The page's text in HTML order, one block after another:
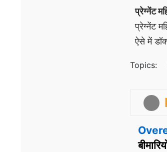
प्रेग्नेंट
प्रेग्नेंट
ऐसे में
Topics: